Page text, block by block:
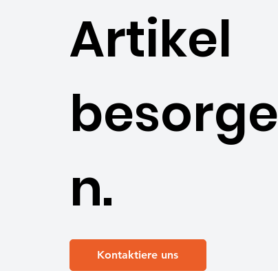
Artikel
besorge
n.
Kontaktiere uns